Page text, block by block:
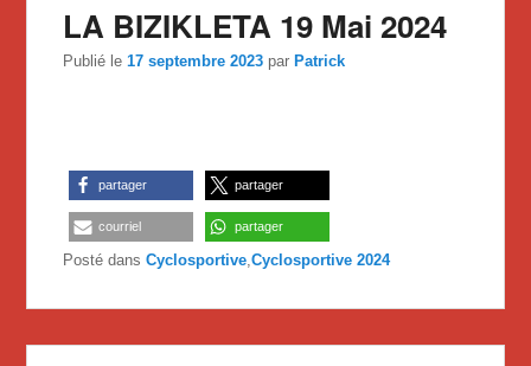
LA BIZIKLETA 19 Mai 2024
Publié le17 septembre 2023 par Patrick
partager partager
courriel partager
Posté dans Cyclosportive,Cyclosportive 2024